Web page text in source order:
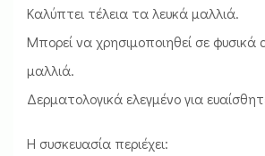
Καλύπτει τέλεια τα λευκά μαλλιά.
Μπορεί να χρησιμοποιηθεί σε
μαλλιά.
Δερματολογικά ελεγμένο για
Η συσκευασία περιέχει: